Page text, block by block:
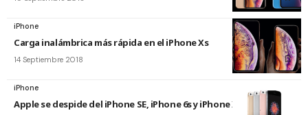
iPhone
Carga inalámbrica más rápida en el iPhone Xs
14 Septiembre 2018
iPhone
Apple se despide del iPhone SE, iPhone 6s y iPhone X